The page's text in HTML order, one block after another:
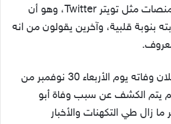
الأخبار المنشورة عبر منصات مثل تويتر Twitter، وهو أن
بنوبة قلبية، وآخرين يقولون من انه
وحتى هذا الوقت وإعلان وفاته يوم الأربعاء 30 نوفمبر من
الجاري 2022، لم يتم الكشف عن سبب وفاة أبو
زال طي التكهنات والأخبار